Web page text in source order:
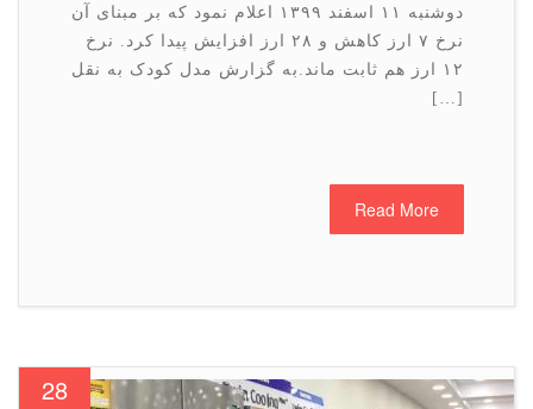
دوشنبه ۱۱ اسفند ۱۳۹۹ اعلام نمود که بر مبنای آن
نرخ ۷ ارز کاهش و ۲۸ ارز افزایش پیدا کرد. نرخ
۱۲ ارز هم ثابت ماند.به گزارش مدل کودک به نقل
Read More
28